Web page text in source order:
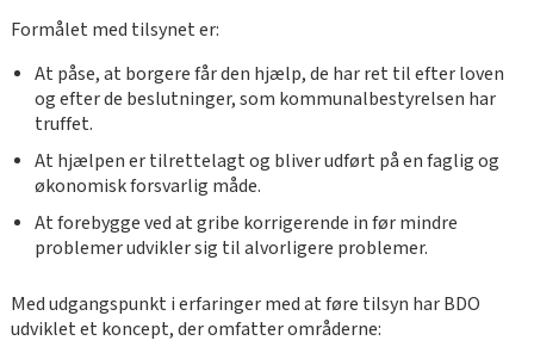
Formålet med tilsynet er:
At påse, at borgere får den hjælp, de har ret til efter loven
og efter de beslutninger, som kommunalbestyrelsen har
truffet.
At hjælpen er tilrettelagt og bliver udført på en faglig og
økonomisk forsvarlig måde.
At forebygge ved at gribe korrigerende in før mindre
problemer udvikler sig til alvorligere problemer.
Med udgangspunkt i erfaringer med at føre tilsyn har BDO
udviklet et koncept, der omfatter områderne: